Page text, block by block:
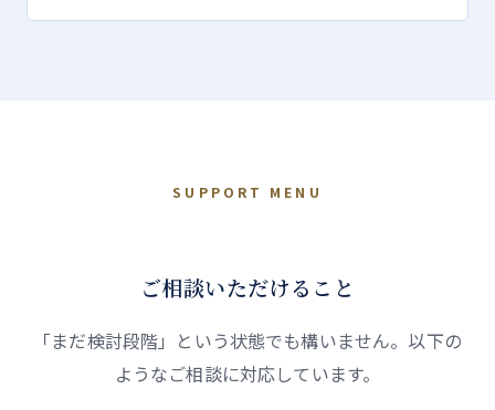
SUPPORT MENU
ご相談いただけること
「まだ検討段階」という状態でも構いません。以下の
ようなご相談に対応しています。